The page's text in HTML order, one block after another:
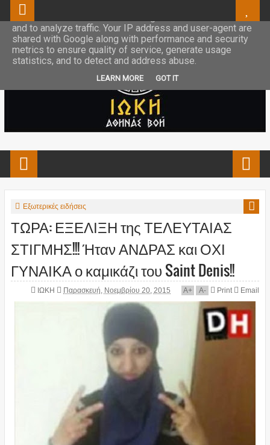
Εξωτερικές ειδήσεις
ΤΩΡΑ: ΕΞΕΛΙΞΗ της ΤΕΛΕΥΤΑΙΑΣ
ΣΤΙΓΜΗΣ!!! Ήταν ΑΝΔΡΑΣ και ΟΧΙ
ΓΥΝΑΙΚΑ ο καμικάζι του Saint Denis!!
ΙΩΚΗ Παρασκευή, Νοεμβρίου 20, 2015 A+ A- Print Email
This site uses cookies from Google to deliver its services
and to analyze traffic. Your IP address and user-agent are
shared with Google along with performance and security
metrics to ensure quality of service, generate usage
statistics, and to detect and address abuse.
LEARN MORE GOT IT